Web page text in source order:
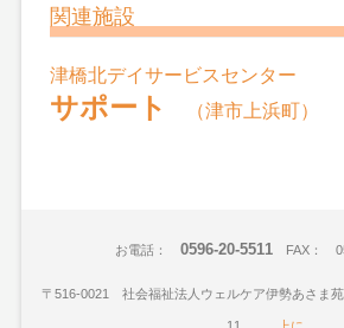
関連施設
津橋北デイサービスセンター
サポート （津市上浜町）
お電話： 0596-20-5511FAX：
〒516-0021 社会福祉法人ウェルケア伊勢あさま
11 上に